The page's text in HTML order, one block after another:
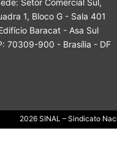
Sindicato
Setor Comercial Sul,
1, Bloco G - Sala 401
Baracat - Asa Sul
70309-900 - Brasília - DF
2026 SINAL – Sindicato